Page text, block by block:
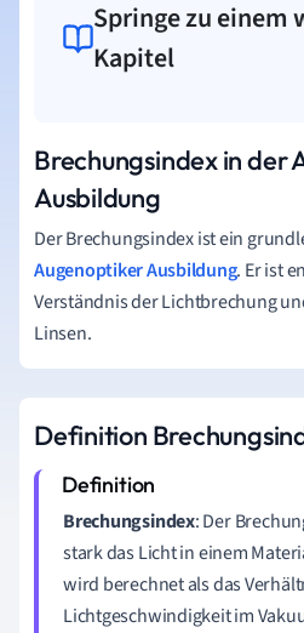
Springe zu einem
Kapitel
Brechungsindex in der
Ausbildung
Der Brechungsindex ist ein
Augenoptiker Ausbildung. Er ist
Verständnis der Lichtbrechung
Linsen.
Definition
Brechungsindex: Der
stark das Licht in einem
wird berechnet als das
Lichtgeschwindigkeit im